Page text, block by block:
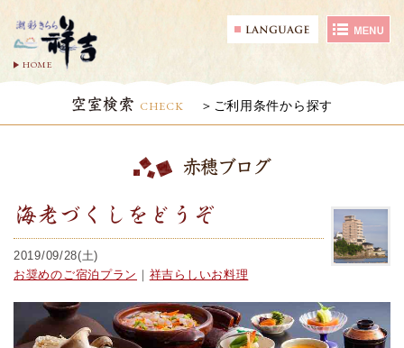
HOME
空室検索 CHECK ご利用条件から探す
赤穂ブログ
海老づくしをどうぞ
2019/09/28(土)
お奨めのご宿泊プラン ｜ 祥吉らしいお料理